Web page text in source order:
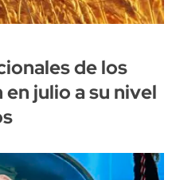
de los
julio a su nivel